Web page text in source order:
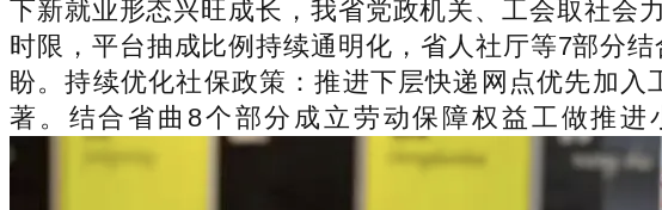
下新就业形态兴旺成长，我省党政机关、工会取社会
时限，平台抽成比例持续通明化，省人社厅等7部分
盼。持续优化社保政策：推进下层快递网点优先加
著。结合省曲8个部分成立劳动保障权益工做推